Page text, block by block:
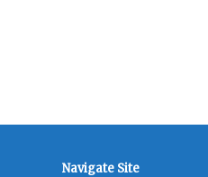
Navigate Site